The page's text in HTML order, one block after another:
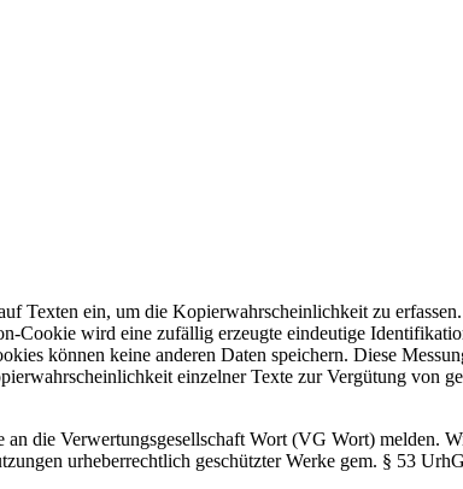
Texten ein, um die Kopierwahrscheinlichkeit zu
Cookie wird eine zufällig erzeugte eindeutige
können keine anderen Daten speichern. Diese
einzelner Texte zur Vergütung von
die Verwertungsgesellschaft Wort (VG Wort) melden.
urheberrechtlich geschützter Werke gem. § 53